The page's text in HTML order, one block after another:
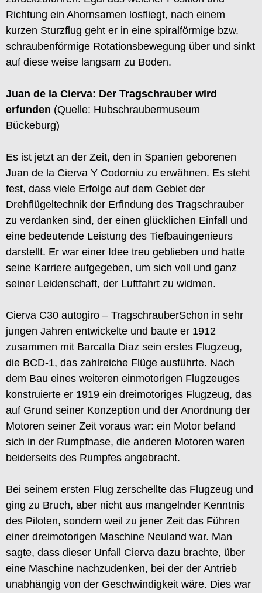
Richtung ein Ahornsamen losfliegt, nach einem
kurzen Sturzflug geht er in eine spiralförmige bzw.
schraubenförmige Rotationsbewegung über und sinkt
auf diese weise langsam zu Boden.
Juan de la Cierva: Der Tragschrauber wird
erfunden (Quelle: Hubschraubermuseum
Bückeburg)
Es ist jetzt an der Zeit, den in Spanien geborenen
Juan de la Cierva Y Codorniu zu erwähnen. Es steht
fest, dass viele Erfolge auf dem Gebiet der
Drehflügeltechnik der Erfindung des Tragschrauber
zu verdanken sind, der einen glücklichen Einfall und
eine bedeutende Leistung des Tiefbauingenieurs
darstellt. Er war einer Idee treu geblieben und hatte
seine Karriere aufgegeben, um sich voll und ganz
seiner Leidenschaft, der Luftfahrt zu widmen.
Cierva C30 autogiro – TragschrauberSchon in sehr
jungen Jahren entwickelte und baute er 1912
zusammen mit Barcalla Diaz sein erstes Flugzeug,
die BCD-1, das zahlreiche Flüge ausführte. Nach
dem Bau eines weiteren einmotorigen Flugzeuges
konstruierte er 1919 ein dreimotoriges Flugzeug, das
auf Grund seiner Konzeption und der Anordnung der
Motoren seiner Zeit voraus war: ein Motor befand
sich in der Rumpfnase, die anderen Motoren waren
beiderseits des Rumpfes angebracht.
Bei seinem ersten Flug zerschellte das Flugzeug und
ging zu Bruch, aber nicht aus mangelnder Kenntnis
des Piloten, sondern weil zu jener Zeit das Führen
einer dreimotorigen Maschine Neuland war. Man
sagte, dass dieser Unfall Cierva dazu brachte, über
eine Maschine nachzudenken, bei der der Antrieb
unabhängig von der Geschwindigkeit wäre. Dies war